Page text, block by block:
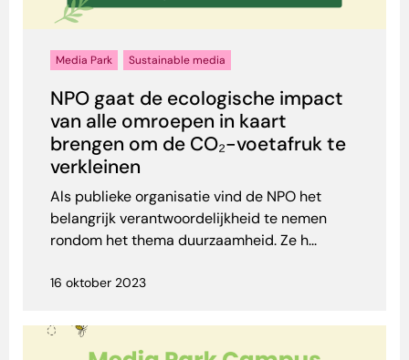
Media Park Sustainable media
NPO gaat de ecologische impact
van alle omroepen in kaart
brengen om de CO₂-voetafruk te
verkleinen
Als publieke organisatie vind de NPO het
belangrijk verantwoordelijkheid te nemen
rondom het thema duurzaamheid. Ze h...
16 oktober 2023